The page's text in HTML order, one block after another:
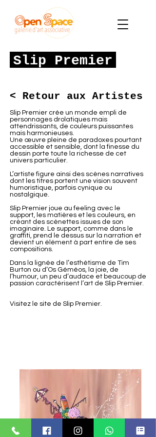
Slip Premier
< Retour aux Artistes
Slip Premier crée un monde empli de
personnages drolatiques mais
attendrissants, de couleurs puissantes
mais harmonieuses.
Une œuvre pleine de paradoxes pourtant
accessible et sensible, dont la finesse du
dessin porte toute la richesse de cet
univers particulier.
L’artiste figure ainsi des scènes narratives
dont les titres portent une vision souvent
humoristique, parfois cynique ou
nostalgique.
Slip Premier joue au feeling avec le
support, les matières et les couleurs, en
créant des scènettes issues de son
imaginaire. Le support, comme dans le
graffiti, prend le dessus sur la narration et
devient un élément à part entire de ses
compositions.
Dans la lignée de l’esthétisme de Tim
Burton ou d’Os Géméos, la joie, de
l’humour, un peu d’audace et beaucoup de
passion caractérisent l’art de Slip Premier.
Visitez le site de Slip Premier.